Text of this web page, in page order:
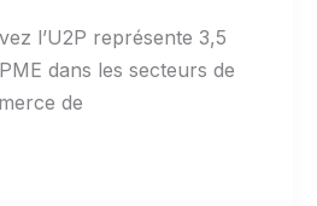
l’U2P représente 3,5
dans les secteurs de
de